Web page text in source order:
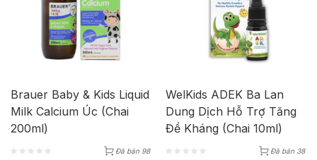
Brauer Baby & Kids Liquid
Milk Calcium Úc (Chai
200ml)
Đã bán 98
WelKids ADEK Ba Lan
Dung Dịch Hỗ Trợ Tăng
Đề Kháng (Chai 10ml)
Đã bán 38